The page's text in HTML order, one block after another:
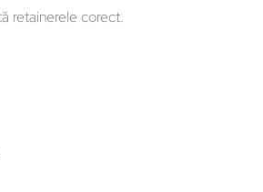
retainerele corect.